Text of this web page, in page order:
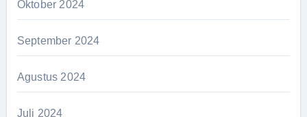
Oktober 2024
September 2024
Agustus 2024
Juli 2024